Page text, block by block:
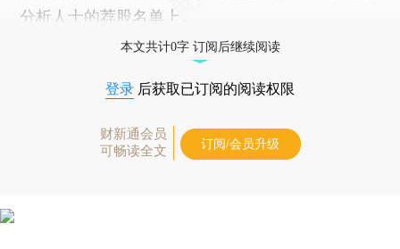
分析人士的荐股名单上。
本文共计0字 订阅后继续阅读
登录 后获取已订阅的阅读权限
财新通会员
可畅读全文
订阅/会员升级